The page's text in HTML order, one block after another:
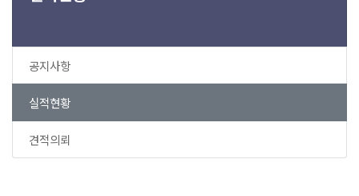
공지사항
실적현황
견적의뢰